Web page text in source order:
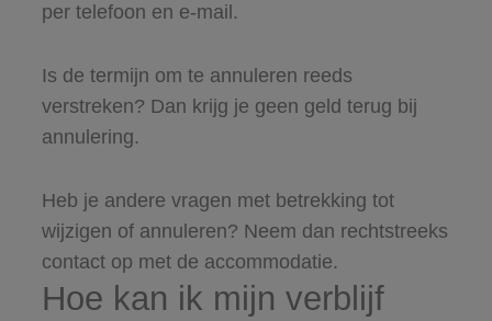
per telefoon en e-mail.
Is de termijn om te annuleren reeds
verstreken? Dan krijg je geen geld terug bij
annulering.
Heb je andere vragen met betrekking tot
wijzigen of annuleren? Neem dan rechtstreeks
contact op met de accommodatie.
Hoe kan ik mijn verblijf